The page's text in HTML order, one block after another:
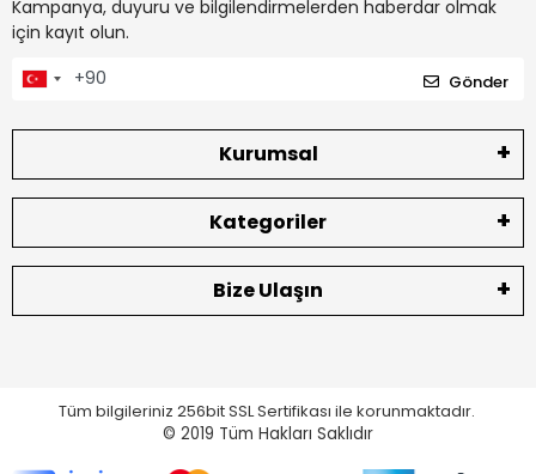
Kampanya, duyuru ve bilgilendirmelerden haberdar olmak
için kayıt olun.
Gönder
Kurumsal
Kategoriler
Bize Ulaşın
Tüm bilgileriniz 256bit SSL Sertifikası ile korunmaktadır.
© 2019 Tüm Hakları Saklıdır